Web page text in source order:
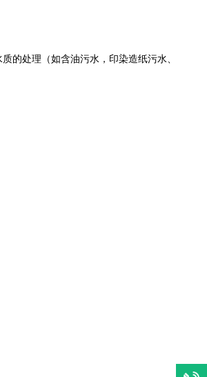
处理（如含油污水，印染造纸污水、